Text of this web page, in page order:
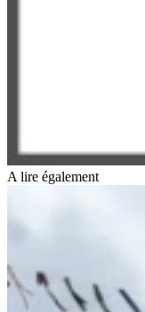
A lire également